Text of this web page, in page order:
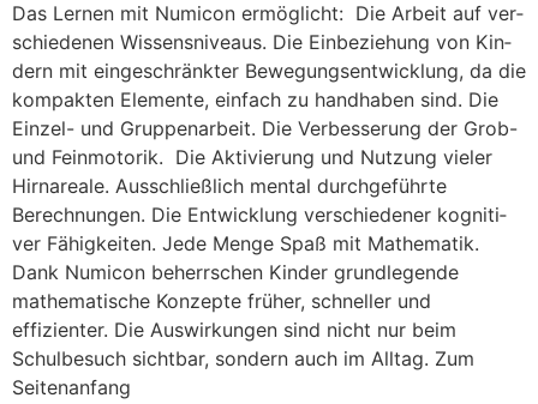
Das Ler­nen mit Numi­con ermöglicht: Die Arbeit auf ver­
schie­de­nen Wissensniveaus. Die Ein­be­zie­hung von Kin­
dern mit ein­ge­schränk­ter Bewe­gungs­ent­wick­lung, da die
kom­pak­ten Ele­men­te, ein­fach zu hand­ha­ben sind. Die
Einzel- und Gruppenarbeit. Die Ver­bes­se­rung der Grob-
und Feinmotorik. Die Akti­vie­rung und Nut­zung vie­ler
Hirnareale. Aus­schließ­lich men­tal durch­ge­führ­te
Berechnungen. Die Ent­wick­lung ver­schie­de­ner kogni­ti­
ver Fähigkeiten. Jede Men­ge Spaß mit Mathematik.
Dank Numicon beherrschen Kinder grundlegende
mathematische Konzepte früher, schneller und
effizienter. Die Auswirkungen sind nicht nur beim
Schulbesuch sichtbar, sondern auch im Alltag. Zum
Seitenanfang